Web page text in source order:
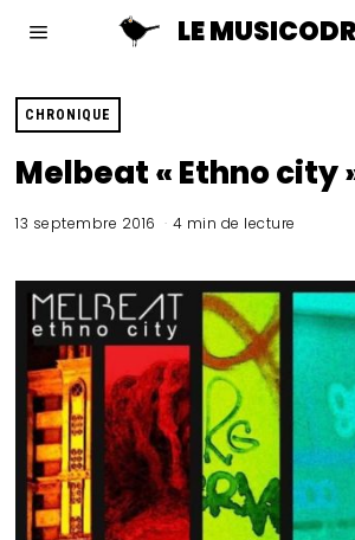
LE
CHRONIQUE
Melbeat « Ethno city
13 septembre 2016 4 min de lecture